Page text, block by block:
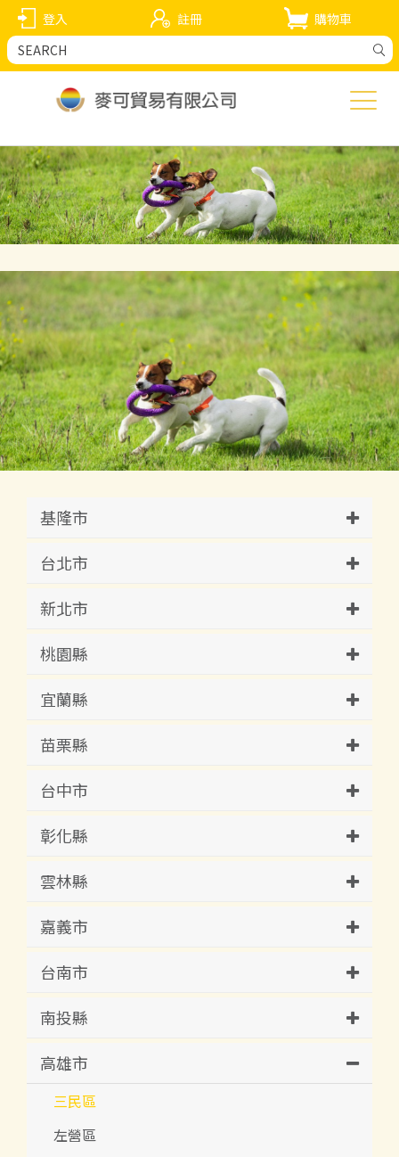
登入 註冊 購物車
基隆市
台北市
新北市
桃園縣
宜蘭縣
苗栗縣
台中市
彰化縣
雲林縣
嘉義市
台南市
南投縣
高雄市
三民區
左營區